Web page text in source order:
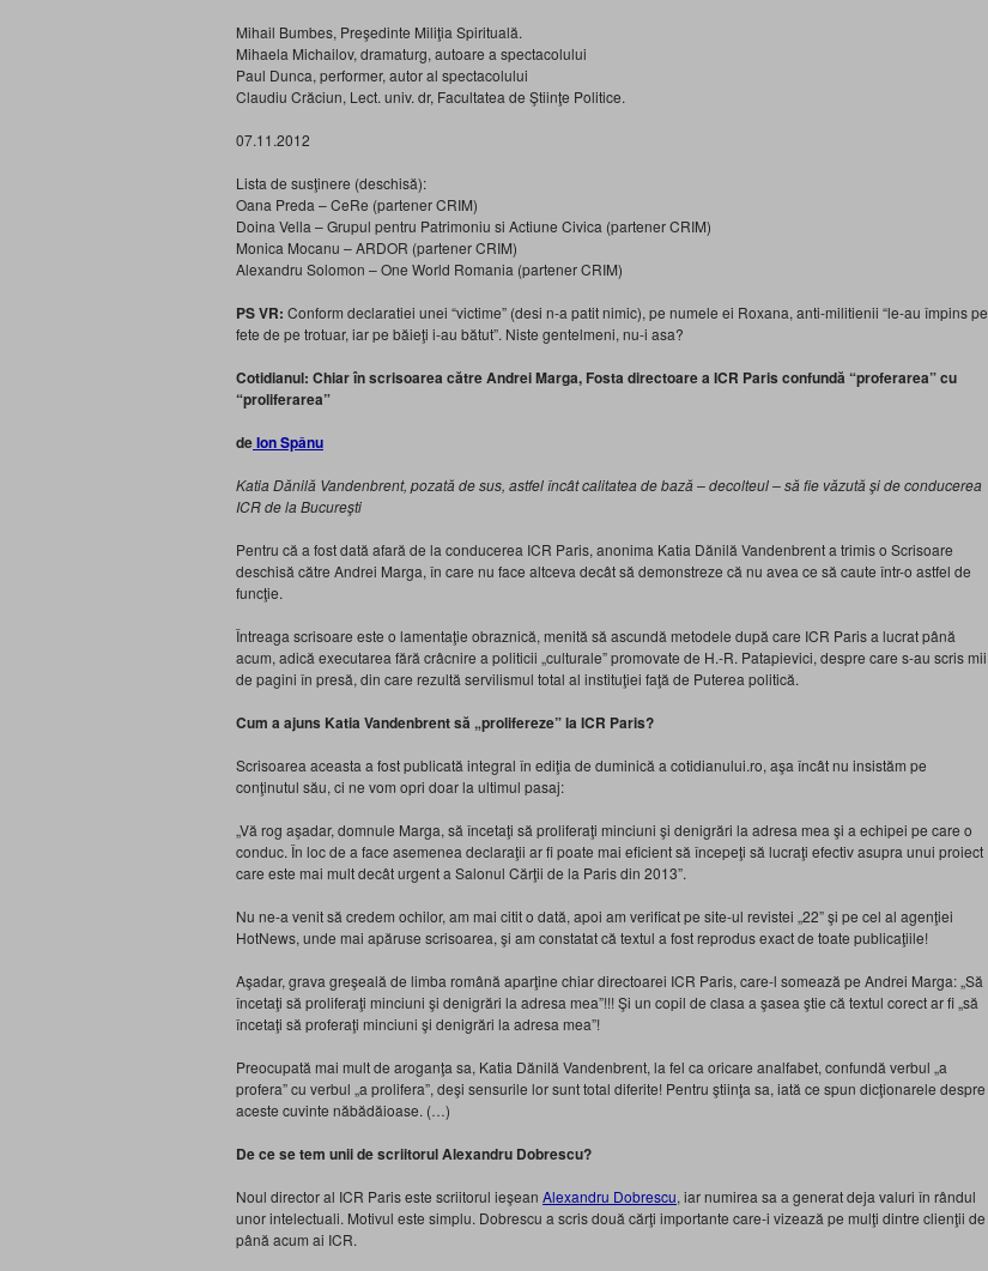
Mihail Bumbes, Preşedinte Miliţia Spirituală.
Mihaela Michailov, dramaturg, autoare a spectacolului
Paul Dunca, performer, autor al spectacolului
Claudiu Crăciun, Lect. univ. dr, Facultatea de Ştiinţe Politice.
07.11.2012
Lista de susţinere (deschisă):
Oana Preda – CeRe (partener CRIM)
Doina Vella – Grupul pentru Patrimoniu si Actiune Civica (partener CRIM)
Monica Mocanu – ARDOR (partener CRIM)
Alexandru Solomon – One World Romania (partener CRIM)
PS VR: Conform declaratiei unei “victime” (desi n-a patit nimic), pe numele ei Roxana, anti-militienii “le-au împins pe
fete de pe trotuar, iar pe băieţi i-au bătut”. Niste gentelmeni, nu-i asa?
Cotidianul: Chiar în scrisoarea către Andrei Marga, Fosta directoare a ICR Paris confundă “proferarea” cu
“proliferarea”
deIon Spânu
Katia Dănilă Vandenbrent, pozată de sus, astfel încât calitatea de bază – decolteul – să fie văzută şi de conducerea
ICR de la Bucureşti
Pentru că a fost dată afară de la conducerea ICR Paris, anonima Katia Dănilă Vandenbrent a trimis o Scrisoare
deschisă către Andrei Marga, în care nu face altceva decât să demonstreze că nu avea ce să caute într-o astfel de
funcţie.
Întreaga scrisoare este o lamentaţie obraznică, menită să ascundă metodele după care ICR Paris a lucrat până
acum, adică executarea fără crâcnire a politicii „culturale” promovate de H.-R. Patapievici, despre care s-au scris mii
de pagini în presă, din care rezultă servilismul total al instituţiei faţă de Puterea politică.
Cum a ajuns Katia Vandenbrent să „prolifereze” la ICR Paris?
Scrisoarea aceasta a fost publicată integral în ediţia de duminică a cotidianului.ro, aşa încât nu insistăm pe
conţinutul său, ci ne vom opri doar la ultimul pasaj:
„Vă rog aşadar, domnule Marga, să încetaţi să proliferaţi minciuni şi denigrări la adresa mea şi a echipei pe care o
conduc. În loc de a face asemenea declaraţii ar fi poate mai eficient să începeţi să lucraţi efectiv asupra unui proiect
care este mai mult decât urgent a Salonul Cărţii de la Paris din 2013”.
Nu ne-a venit să credem ochilor, am mai citit o dată, apoi am verificat pe site-ul revistei „22” şi pe cel al agenţiei
HotNews, unde mai apăruse scrisoarea, şi am constatat că textul a fost reprodus exact de toate publicaţiile!
Aşadar, grava greşeală de limba română aparţine chiar directoarei ICR Paris, care-l somează pe Andrei Marga: „Să
încetaţi să proliferaţi minciuni şi denigrări la adresa mea”!!! Şi un copil de clasa a şasea ştie că textul corect ar fi „să
încetaţi să proferaţi minciuni şi denigrări la adresa mea”!
Preocupată mai mult de aroganţa sa, Katia Dănilă Vandenbrent, la fel ca oricare analfabet, confundă verbul „a
profera” cu verbul „a prolifera”, deşi sensurile lor sunt total diferite! Pentru ştiinţa sa, iată ce spun dicţionarele despre
aceste cuvinte năbădăioase. (…)
De ce se tem unii de scriitorul Alexandru Dobrescu?
Noul director al ICR Paris este scriitorul ieşean Alexandru Dobrescu, iar numirea sa a generat deja valuri în rândul
unor intelectuali. Motivul este simplu. Dobrescu a scris două cărţi importante care-i vizează pe mulţi dintre clienţii de
până acum ai ICR.